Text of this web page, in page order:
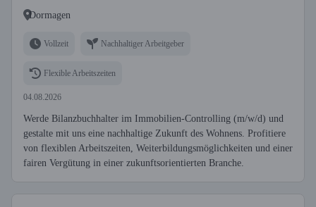
Dormagen
Vollzeit Nachhaltiger Arbeitgeber
Flexible Arbeitszeiten
04.08.2026
Werde Bilanzbuchhalter im Immobilien-Controlling (m/w/d) und
gestalte mit uns eine nachhaltige Zukunft des Wohnens. Profitiere
von flexiblen Arbeitszeiten, Weiterbildungsmöglichkeiten und einer
fairen Vergütung in einer zukunftsorientierten Branche.